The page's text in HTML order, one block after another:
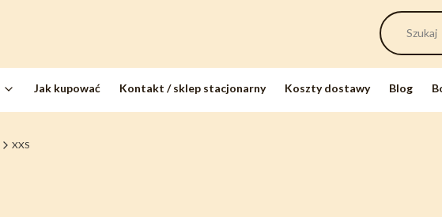
Jak kupować Kontakt / sklep stacjonarny Koszty dostawy Blog
XXS